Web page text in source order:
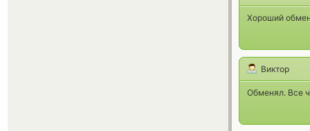
Хороший
Виктор
Обменял. Все